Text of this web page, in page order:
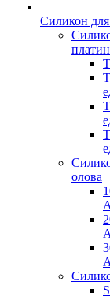
Силикон
олова
А
А
А